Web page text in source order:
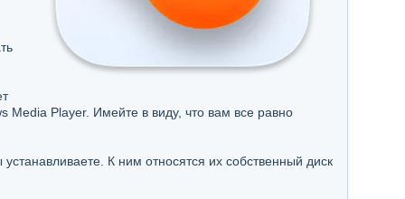
Media Player. Имейте в виду, что вам все равно
К ним относятся их собственный диск